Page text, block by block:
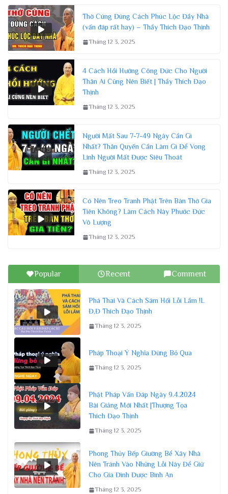
Thờ Cúng Đúng Cách Phúc Lộc Đầy Nhà
(vấn đáp rất hay) – Thầy Thích Đạo Thịnh
Tháng 12 3, 2025
4 Cách Hồi Hướng Công Đức Cho Người
Thân Ai Cũng Nên Biết | Thầy Thích Đạo
Thịnh
Tháng 12 3, 2025
Người Mất Sau 7-7-49 Ngày Cần Gì
Nhất? Thân Quyến Cần Làm Gì Để Vong
Linh Người Mất Được Siêu Thoát
Tháng 12 3, 2025
Có Nên Treo Tranh Phật Trên Bàn Thờ Gia
Tiên Không? Làm Cách Này Phước Đức
Vô Lượng
Tháng 12 3, 2025
Popular Recent Comment
Phá Thai Và Cách Sám Hối Lỗi Lầm !L
Đ,Đ Thích Đạo Thịnh
Tháng 12 3, 2025
Pháp Thoại Ý Nghĩa Đừng Bỏ Qua
Tháng 12 3, 2025
Phật Pháp Vấn Đáp Ngày 9.4.2024
Bài Giảng Mới Nhất |Thượng Tọa
Thích Đạo Thịnh
Tháng 12 3, 2025
Phong Thủy Bếp Giường Bể Xây Nhà
Nên Tránh Vào Những Lỗi Này Để Giữ
Cho Gia Đình Được Bình An
Tháng 12 3, 2025